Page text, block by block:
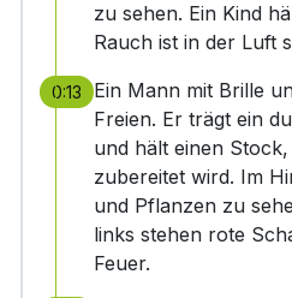
zu sehen. Ein Kind
Rauch ist in der Luft
0:13
Ein Mann mit Brille
Freien. Er trägt ein
und hält einen
zubereitet wird. Im
und Pflanzen zu
links stehen rote
Feuer.